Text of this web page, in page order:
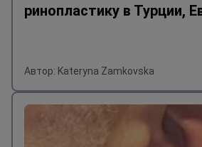
ринопластику в Турции,
Автор: Kateryna Zamkovska